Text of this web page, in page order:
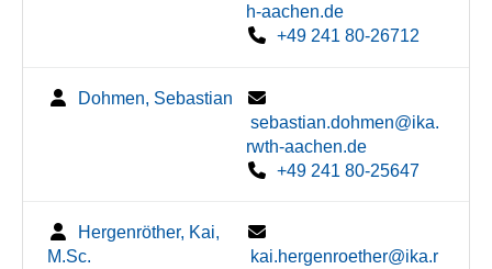
h-aachen.de
+49 241 80-26712
Dohmen, Sebastian
sebastian.dohmen@ika.
rwth-aachen.de
+49 241 80-25647
Hergenröther, Kai,
M.Sc.
kai.hergenroether@ika.r